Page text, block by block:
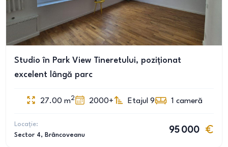
Studio în Park View Tineretului, poziționat
excelent lângă parc
27.00 m2 2000+ Etajul 9 1 cameră
Locație:
Sector 4, Brâncoveanu
95 000